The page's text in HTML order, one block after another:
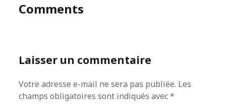
Comments
Laisser un commentaire
Votre adresse e-mail ne sera pas publiée. Les
champs obligatoires sont indiqués avec*